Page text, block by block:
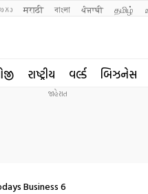
मराठी বাংলা ਪੰਜਾਬੀ தமிழ்
રાષ્ટ્રીય વર્લ્ડ બિઝનેસ
Business 6